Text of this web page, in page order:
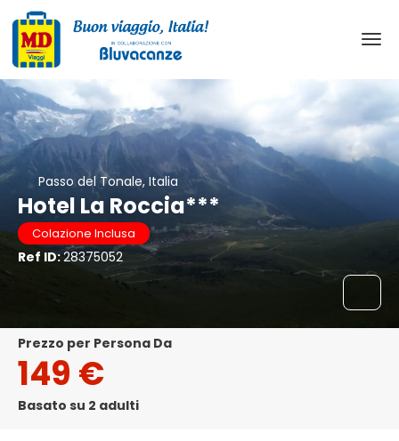
Passo del Tonale, Italia
Hotel La Roccia***
Colazione Inclusa
Ref ID:28375052
Prezzo per Persona Da
149 €
Basato su 2 adulti